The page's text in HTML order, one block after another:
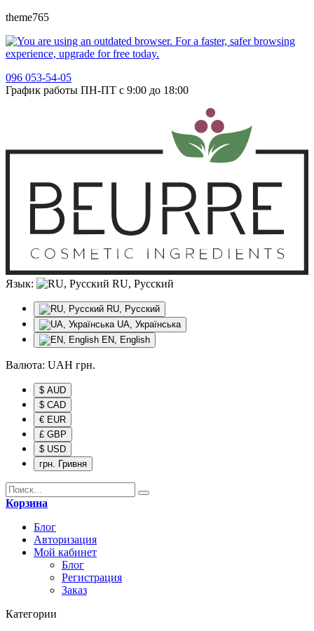
theme765
096 053-54-05
График работы ПН-ПТ с 9:00 до 18:00
Язык: RU, Русский
RU, Русский
UA, Українська
EN, English
Валюта: UAH грн.
$ AUD
$ CAD
€ EUR
£ GBP
$ USD
грн. Гривня
Корзина
Блог
Авторизация
Мой кабинет
Блог
Регистрация
Заказ
Категории